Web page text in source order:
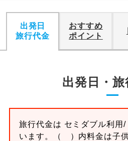
出発日
旅行代金
おすすめ
ポイント
出発日・
旅行代金は セミダブル利用/
います。
（ ）内料金は子